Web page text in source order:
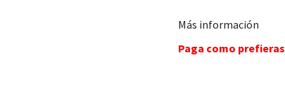
Más información
Paga como prefieras